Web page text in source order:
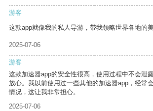
游客
这款app就像我的私人导游，带我领略世界各地的美
2025-07-06
游客
这款加速器app的安全性很高，使用过程中不会泄
放心。我以前使用过一些其他的加速器app，经常
情况，这让我非常担心。
2025-07-06